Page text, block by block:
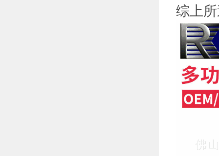
综上